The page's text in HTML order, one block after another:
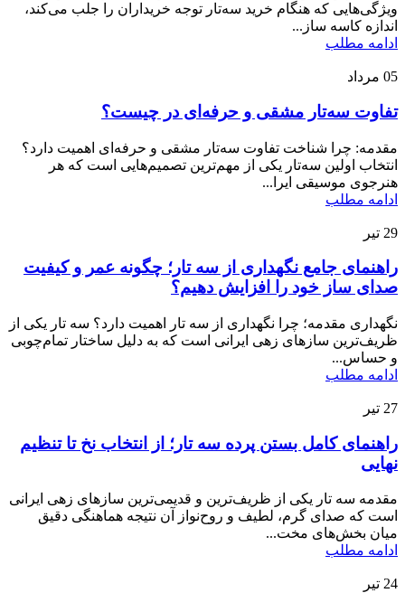
ویژگی‌هایی که هنگام خرید سه‌تار توجه خریداران را جلب می‌کند،
اندازه کاسه ساز...
ادامه مطلب
05 مرداد
تفاوت سه‌تار مشقی و حرفه‌ای در چیست؟
مقدمه: چرا شناخت تفاوت سه‌تار مشقی و حرفه‌ای اهمیت دارد؟
انتخاب اولین سه‌تار یکی از مهم‌ترین تصمیم‌هایی است که هر
هنرجوی موسیقی ایرا...
ادامه مطلب
29 تیر
راهنمای جامع نگهداری از سه تار؛ چگونه عمر و کیفیت
صدای ساز خود را افزایش دهیم؟
نگهداری مقدمه؛ چرا نگهداری از سه تار اهمیت دارد؟ سه تار یکی از
ظریف‌ترین سازهای زهی ایرانی است که به دلیل ساختار تمام‌چوبی
و حساس...
ادامه مطلب
27 تیر
راهنمای کامل بستن پرده سه تار؛ از انتخاب نخ تا تنظیم
نهایی
مقدمه سه تار یکی از ظریف‌ترین و قدیمی‌ترین سازهای زهی ایرانی
است که صدای گرم، لطیف و روح‌نواز آن نتیجه هماهنگی دقیق
میان بخش‌های مخت...
ادامه مطلب
24 تیر